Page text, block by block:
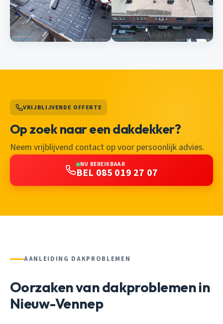
VRIJBLIJVENDE OFFERTE
Op zoek naar een dakdekker?
Neem vrijblijvend contact op voor persoonlijk advies.
NU BEREIKBAAR
BEL 085 019 27 07
AANLEIDING DAKPROBLEMEN
Oorzaken van dakproblemen in
Nieuw-Vennep